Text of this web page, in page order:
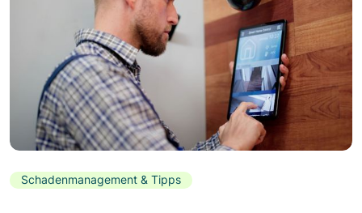
Schadenmanagement & Tipps